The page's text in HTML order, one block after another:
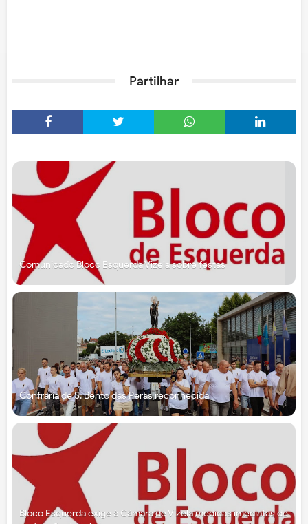
Partilhar
Comunicado Bloco Esquerda Vizela sobre festas
Confraria de S. Bento das Peras reconhecida
Bloco Esquerda exige à Câmara de Vizela medidas imediatas de